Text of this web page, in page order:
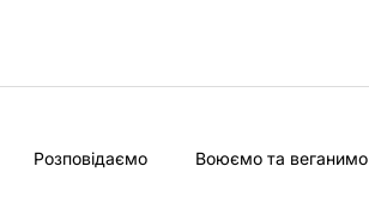
Розповідаємо Воюємо та веганимо